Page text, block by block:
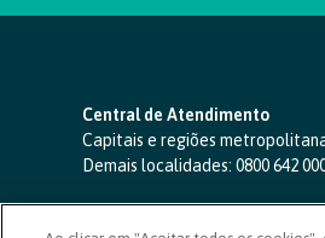
Central de Atendimento
Capitais e regiões
Demais localidades: 0800 642
SAC 24 horas-0800 724 4420